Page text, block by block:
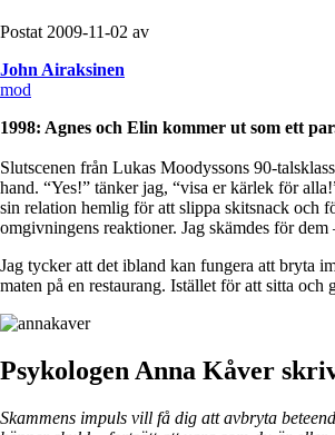
Postat 2009-11-02 av
John Airaksinen
mod
1998: Agnes och Elin kommer ut som ett
Slutscenen från Lukas Moodyssons 90-
hand. “Yes!” tänker jag, “visa er kärlek för
sin relation hemlig för att slippa skitsnack och
omgivningens reaktioner. Jag skämdes för
Jag tycker att det ibland kan fungera att bryta
maten på en restaurang. Istället för att sitta
Psykologen Anna Kåver
Skammens impuls vill få dig att avbryta